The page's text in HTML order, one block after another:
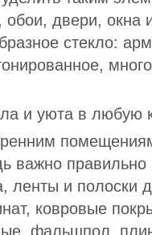
двери, окна
стекло:
и уюта в любую
важно правильно
ленты и полоски
ковровые
фальшпол,